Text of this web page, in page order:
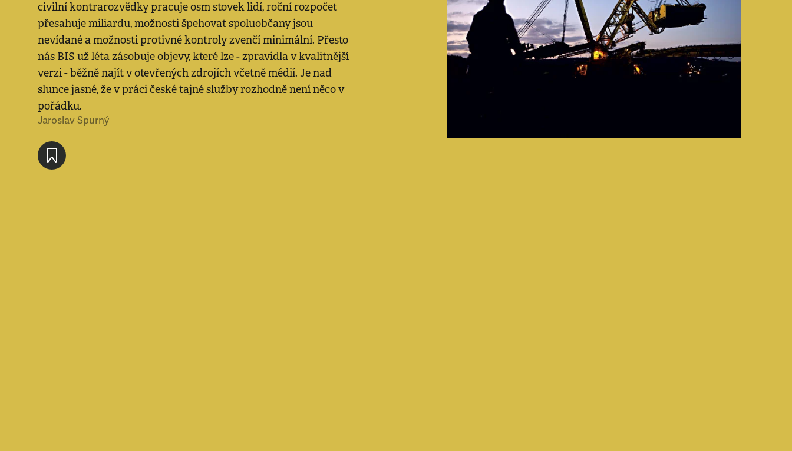
civilní kontrarozvědky pracuje osm stovek lidí, roční rozpočet
přesahuje miliardu, možnosti špehovat spoluobčany jsou
nevídané a možnosti protivné kontroly zvenčí minimální. Přesto
nás BIS už léta zásobuje objevy, které lze - zpravidla v kvalitnější
verzi - běžně najít v otevřených zdrojích včetně médií. Je nad
slunce jasné, že v práci české tajné služby rozhodně není něco v
pořádku.
Jaroslav Spurný